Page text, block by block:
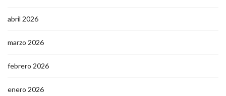
abril 2026
marzo 2026
febrero 2026
enero 2026